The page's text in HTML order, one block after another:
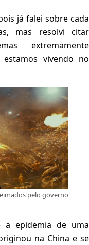
já falei sobre cada
mas resolvi citar
extremamente
vivendo no
pelo governo
a epidemia de uma
na China e se